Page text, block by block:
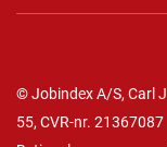
© Jobindex A/S, Carl
55, CVR-nr. 21367087